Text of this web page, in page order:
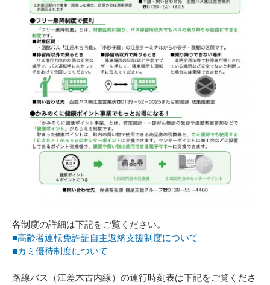
各制度の詳細は下記をご覧ください。
■高齢者運転免許証自主返納支援制度について
■カミ優待制度について
路線バス（江差木古内線）の運行時刻表は下記をご覧くださ